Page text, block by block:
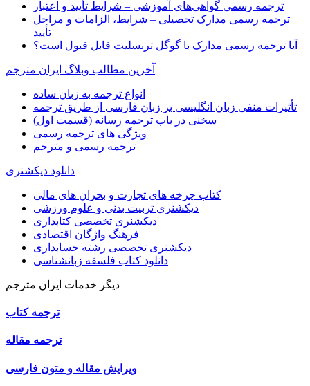
ترجمه رسمی گواهی‌های آموزشی – شرایط تأیید و اعتبار
ترجمه رسمی مدارک تحصیلی – شرایط، الزامات و مراحل
تأیید
آیا ترجمه رسمی مدارک با گوگل ترنسلیت قابل قبول است؟
آخرین مطالب وبلاگ ایران مترجم
انواع ترجمه به زبان ساده
تأثیرات منفی زبان انگلیسی بر زبان فارسی از طریق ترجمه
سخنی در باب ترجمه رسانه (قسمت اول)
ویژگی های ترجمه رسمی
ترجمه رسمی و مترجم
دانلود دیکشنری
کتاب چرخه های تجارت و بحران های مالی
دیکشنری تربیت بدنی و علوم ورزشی
دیکشنری تخصصی کتابداری
فرهنگ واژگان اقتصادی
دیکشنری تخصصی رشته حسابداری
دانلود کتاب فلسفه زبانشناسی
دیگر خدمات ایران مترجم
ترجمه کتاب
ترجمه مقاله
ویرایش مقاله و متون فارسی